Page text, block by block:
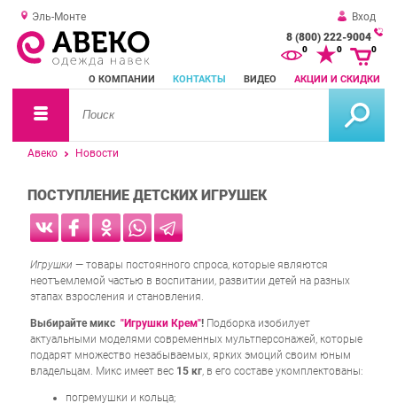
Эль-Монте
Вход
8 (800) 222-9004
О КОМПАНИИ КОНТАКТЫ ВИДЕО АКЦИИ И СКИДКИ
0 0 0
Авеко Новости
ПОСТУПЛЕНИЕ ДЕТСКИХ ИГРУШЕК
Игрушки — товары постоянного спроса, которые являются
неотъемлемой частью в воспитании, развитии детей на разных
этапах взросления и становления.
Выбирайте микс "Игрушки Крем"! Подборка изобилует
актуальными моделями современных мультперсонажей, которые
подарят множество незабываемых, ярких эмоций своим юным
владельцам. Микс имеет вес 15 кг, в его составе укомплектованы:
погремушки и кольца;